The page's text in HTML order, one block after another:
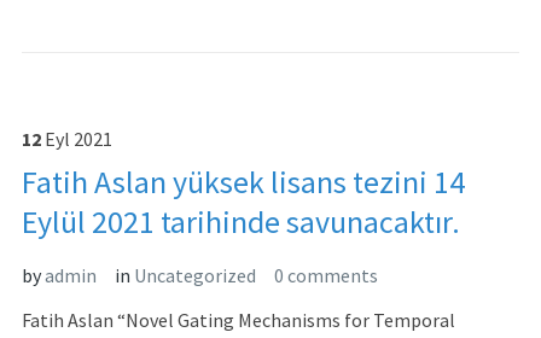
12 Eyl 2021
Fatih Aslan yüksek lisans tezini 14
Eylül 2021 tarihinde savunacaktır.
byadmin in Uncategorized
0 comments
Fatih Aslan “Novel Gating Mechanisms for Temporal